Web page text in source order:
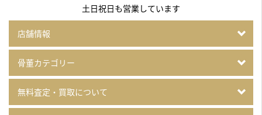
土日祝日も営業しています
店舗情報
骨董カテゴリー
無料査定・買取について